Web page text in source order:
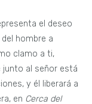
de Spinoza
Dios de Spinoza
Para
primera causa